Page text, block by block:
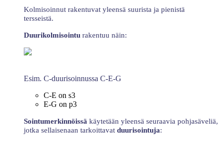
Kolmisoinnut rakentuvat yleensä suurista ja pienistä
tersseistä.
Duurikolmisointu rakentuu näin:
Esim. C-duurisoinnussa C-E-G
C-E on s3
E-G on p3
Sointumerkinnöissä käytetään yleensä seuraavia pohjasäveliä,
jotka sellaisenaan tarkoittavat duurisointuja: